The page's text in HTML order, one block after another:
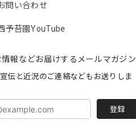
問い合わせ
予苔園YouTube
情報などお届けするメールマガジン
伝と近況のご連絡などもお送りしま
登録